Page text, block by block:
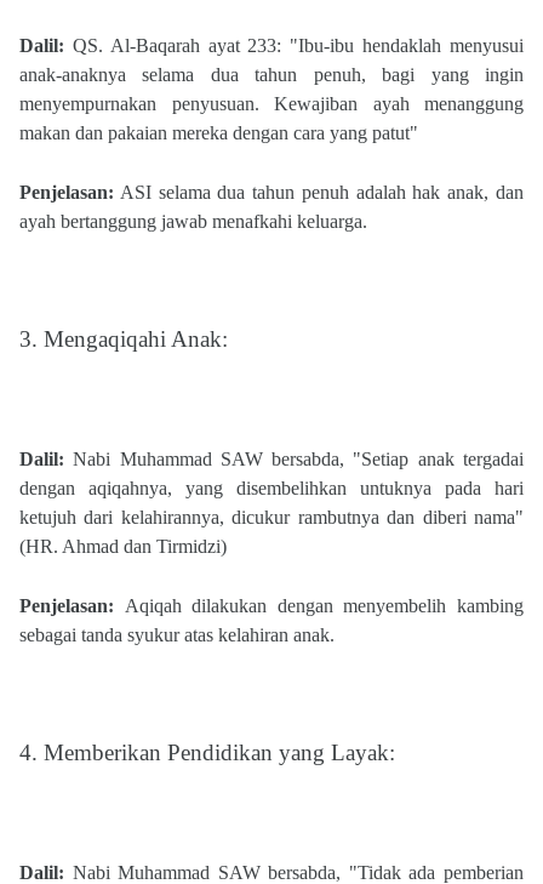
Dalil: QS. Al-Baqarah ayat 233: "Ibu-ibu hendaklah menyusui
anak-anaknya selama dua tahun penuh, bagi yang ingin
menyempurnakan penyusuan. Kewajiban ayah menanggung
makan dan pakaian mereka dengan cara yang patut"​
Penjelasan: ASI selama dua tahun penuh adalah hak anak, dan
ayah bertanggung jawab menafkahi keluarga.
3. Mengaqiqahi Anak:
Dalil: Nabi Muhammad SAW bersabda, "Setiap anak tergadai
dengan aqiqahnya, yang disembelihkan untuknya pada hari
ketujuh dari kelahirannya, dicukur rambutnya dan diberi nama"
(HR. Ahmad dan Tirmidzi)​
Penjelasan: Aqiqah dilakukan dengan menyembelih kambing
sebagai tanda syukur atas kelahiran anak.
4. Memberikan Pendidikan yang Layak:
Dalil: Nabi Muhammad SAW bersabda, "Tidak ada pemberian